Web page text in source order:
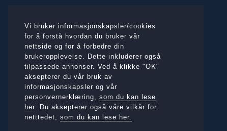
Vi bruker informasjonskapsler/cookies
for å forstå hvordan du bruker vår
nettside og for å forbedre din
brukeropplevelse. Dette inkluderer også
tilpassede annonser. Ved å klikke "OK"
aksepterer du vår bruk av
informasjonskapsler og vår
personvernerklæring, som du kan lese
her . Du aksepterer også våre vilkår for
netttedet, som du kan lese her.
BESØKSADRESSE
Monsemarki 2, 6886 Lærdal
Telefon:+47 57 66 79 10